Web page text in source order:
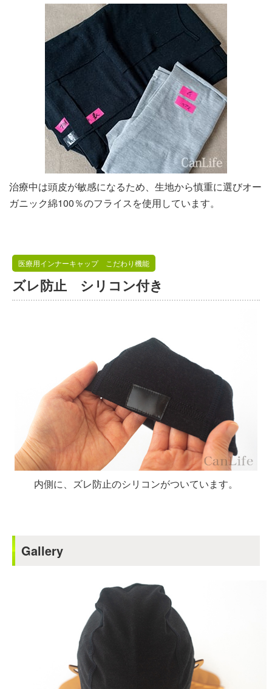
治療中は頭皮が敏感になるため、生地から慎重に選びオー
ガニック綿100％のフライスを使用しています。
医療用インナーキャップ こだわり機能
ズレ防止 シリコン付き
内側に、ズレ防止のシリコンがついています。
Gallery